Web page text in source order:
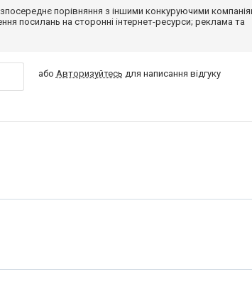
порівняння з іншими конкуруючими
посилань на сторонні інтернет-ресурси; реклама та
або Авторизуйтесь для написання відгуку